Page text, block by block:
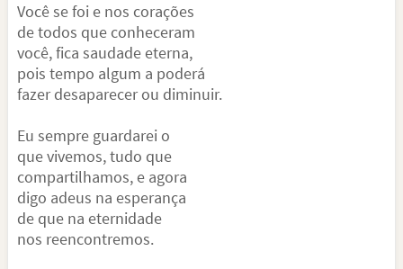
Você se foi e nos corações
de todos que conheceram
você, fica saudade eterna,
pois tempo algum a poderá
fazer desaparecer ou diminuir.
Eu sempre guardarei o
que vivemos, tudo que
compartilhamos, e agora
digo adeus na esperança
de que na eternidade
nos reencontremos.